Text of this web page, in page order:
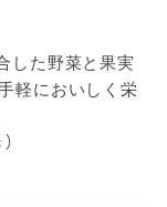
した野菜と果実
軽においしく栄